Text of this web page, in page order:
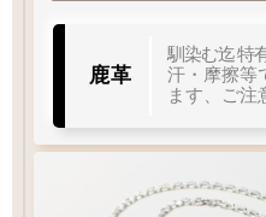
右曲り
太目 当店標準
17 mm
鹿革
馴染む迄特
汗・摩擦等
ます、ご注